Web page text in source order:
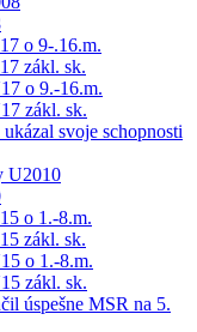
o 9-.16.m.
zákl. sk.
o 9.-16.m.
zákl. sk.
svoje schopnosti
U2010
o 1.-8.m.
zákl. sk.
o 1.-8.m.
zákl. sk.
úspešne MSR na 5.